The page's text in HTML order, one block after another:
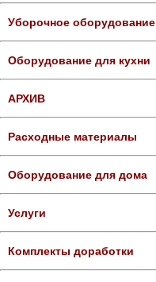
Уборочное оборудование
Оборудование для кухни
АРХИВ
Расходные материалы
Оборудование для дома
Услуги
Комплекты доработки